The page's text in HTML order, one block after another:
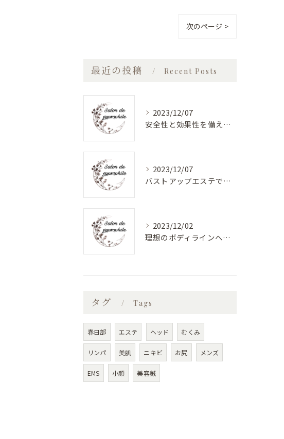
次のページ >
最近の投稿 Recent Posts
2023/12/07
安全性と効果性を備えたバストアップエステ
2023/12/07
バストアップエステで美しく健康的なバストに！最新バストケアサロン特集
2023/12/02
理想のボディラインへ！安心のバストアップエステ
タグ Tags
春日部 エステ ヘッド むくみ
リンパ 美肌 ニキビ お尻 メンズ
EMS 小顔 美容鍼